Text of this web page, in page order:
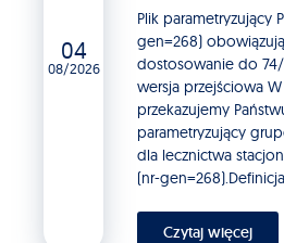
04
08/2026
Plik parametryzujący
gen=268)
dostosowanie do
wersja przejściowa W
przekazujemy
parametryzujący
dla lecznictwa
(nr-
Czytaj więcej